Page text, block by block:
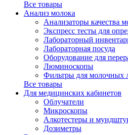
Все товары
Анализ молока
Анализаторы качества
Экспресс тесты для
Лабораторный
Лабораторная посуда
Оборудование для
Люминоскопы
Фильтры для молочных
Все товары
Для медицинских кабинетов
Облучатели
Микроскопы
Алкотестеры и
Дозиметры